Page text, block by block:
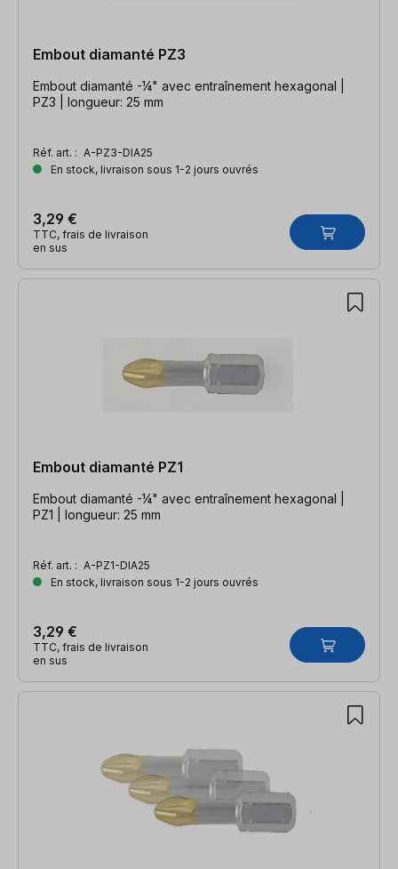
Embout diamanté PZ3
Embout diamanté -¼" avec entraînement hexagonal |
PZ3 | longueur: 25 mm
Réf. art. : A-PZ3-DIA25
En stock, livraison sous 1-2 jours ouvrés
3,29 €
TTC, frais de livraison
en sus
Embout diamanté PZ1
Embout diamanté -¼" avec entraînement hexagonal |
PZ1 | longueur: 25 mm
Réf. art. : A-PZ1-DIA25
En stock, livraison sous 1-2 jours ouvrés
3,29 €
TTC, frais de livraison
en sus